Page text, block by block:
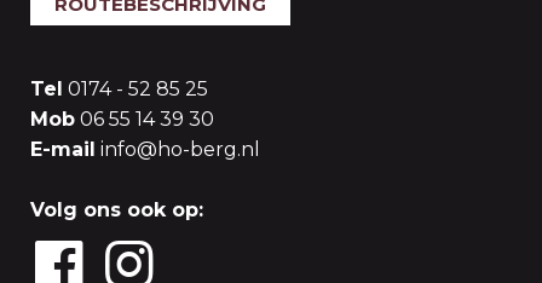
Tel 0174 - 52 85 25
Mob 06 55 14 39 30
E-mail info@ho-berg.nl
Volg ons ook op: